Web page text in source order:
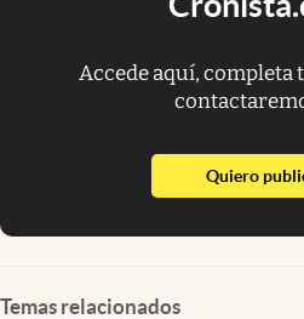
Accede aquí, completa
Quiero
Temas relacionados